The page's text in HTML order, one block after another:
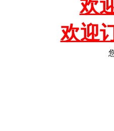
欢
欢迎